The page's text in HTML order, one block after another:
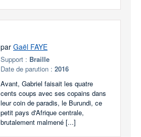
par Gaël FAYE
Support : Braille
Date de parution : 2016
Avant, Gabriel faisait les quatre
cents coups avec ses copains dans
leur coin de paradis, le Burundi, ce
petit pays d'Afrique centrale,
brutalement malmené [...]